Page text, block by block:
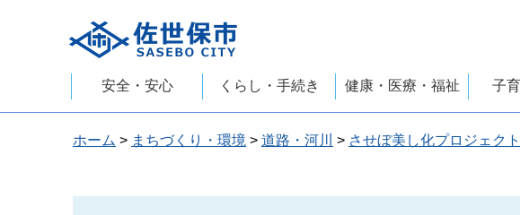
佐世保市
安全・安心 くらし・手続き 健康・医療・福祉 子
ホーム > まちづくり・環境 > 道路・河川 > させぼ美し化プロジェクト